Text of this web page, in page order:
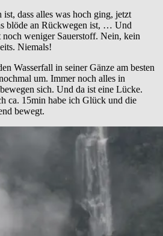
dass alles was hoch ging, jetzt
blöde an Rückwegen ist, … Und
weniger Sauerstoff. Nein, kein
Niemals!
Wasserfall in seiner Gänze am besten
um. Immer noch alles in
sich. Und da ist eine Lücke.
ca. 15min habe ich Glück und die
bewegt.